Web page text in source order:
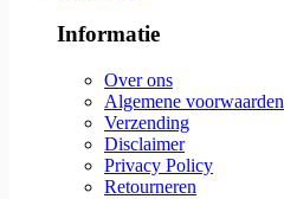
Informatie
Over ons
Algemene voorwaarden
Verzending
Disclaimer
Privacy Policy
Retourneren